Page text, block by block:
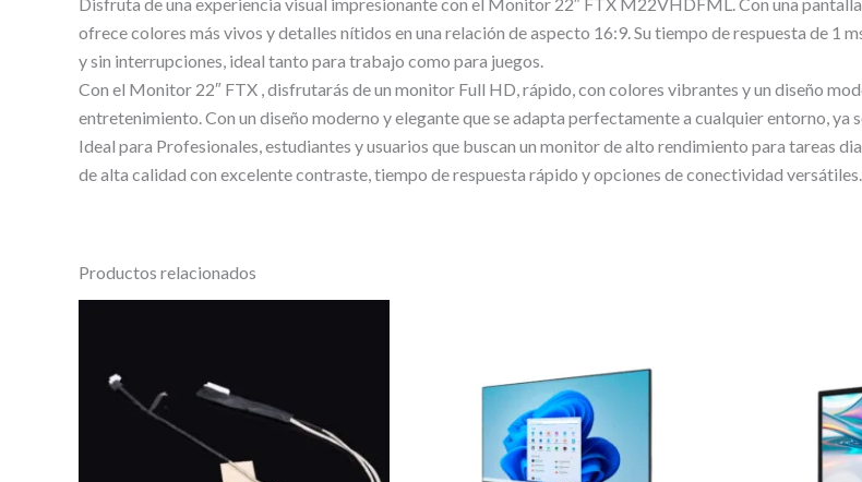
Disfruta de una experiencia visual impresionante con el Monitor 22″ FTX M22VHDFML. Con una
ofrece colores más vivos y detalles nítidos en una relación de aspecto 16:9. Su tiempo de respuesta de 1
y sin interrupciones, ideal tanto para trabajo como para juegos.
Con el Monitor 22″ FTX , disfrutarás de un monitor Full HD, rápido, con colores vibrantes y un diseño
entretenimiento. Con un diseño moderno y elegante que se adapta perfectamente a cualquier entorno, ya
Ideal para Profesionales, estudiantes y usuarios que buscan un monitor de alto rendimiento para tareas
de alta calidad con excelente contraste, tiempo de respuesta rápido y opciones de conectividad versátiles.
Productos relacionados